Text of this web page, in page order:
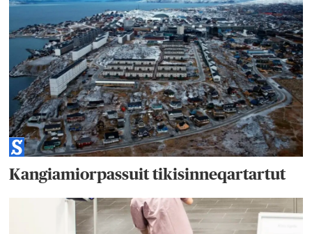
Kangiamiorpassuit tikisinneqartartut